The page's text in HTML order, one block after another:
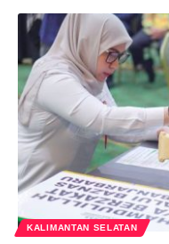
KALIMANTAN SELATAN